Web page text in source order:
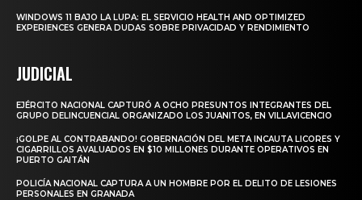
WINDOWS 11 BAJO LA LUPA: EL SERVICIO HEALTH AND OPTIMIZED
EXPERIENCES GENERA DUDAS SOBRE PRIVACIDAD Y RENDIMIENTO
JUDICIAL
EJÉRCITO NACIONAL CAPTURÓ A OCHO PRESUNTOS INTEGRANTES DEL
GRUPO DELINCUENCIAL ORGANIZADO LOS JUANITOS, EN VILLAVICENCIO
¡GOLPE AL CONTRABANDO! GOBERNACIÓN DEL META INCAUTA LICORES Y
CIGARRILLOS AVALUADOS EN $10 MILLONES DURANTE OPERATIVOS EN
PUERTO GAITÁN
POLICÍA NACIONAL CAPTURA A UN HOMBRE POR EL DELITO DE LESIONES
PERSONALES EN GRANADA